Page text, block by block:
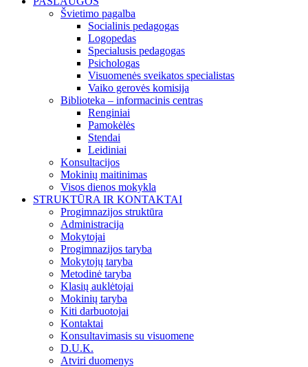
Švietimo pagalba
Socialinis pedagogas
Logopedas
Specialusis pedagogas
Psichologas
Visuomenės sveikatos specialistas
Vaiko gerovės komisija
Biblioteka – informacinis centras
Renginiai
Pamokėlės
Stendai
Leidiniai
Konsultacijos
Mokinių maitinimas
Visos dienos mokykla
STRUKTŪRA IR KONTAKTAI
Progimnazijos struktūra
Administracija
Mokytojai
Progimnazijos taryba
Mokytojų taryba
Metodinė taryba
Klasių auklėtojai
Mokinių taryba
Kiti darbuotojai
Kontaktai
Konsultavimasis su visuomene
D.U.K.
Atviri duomenys